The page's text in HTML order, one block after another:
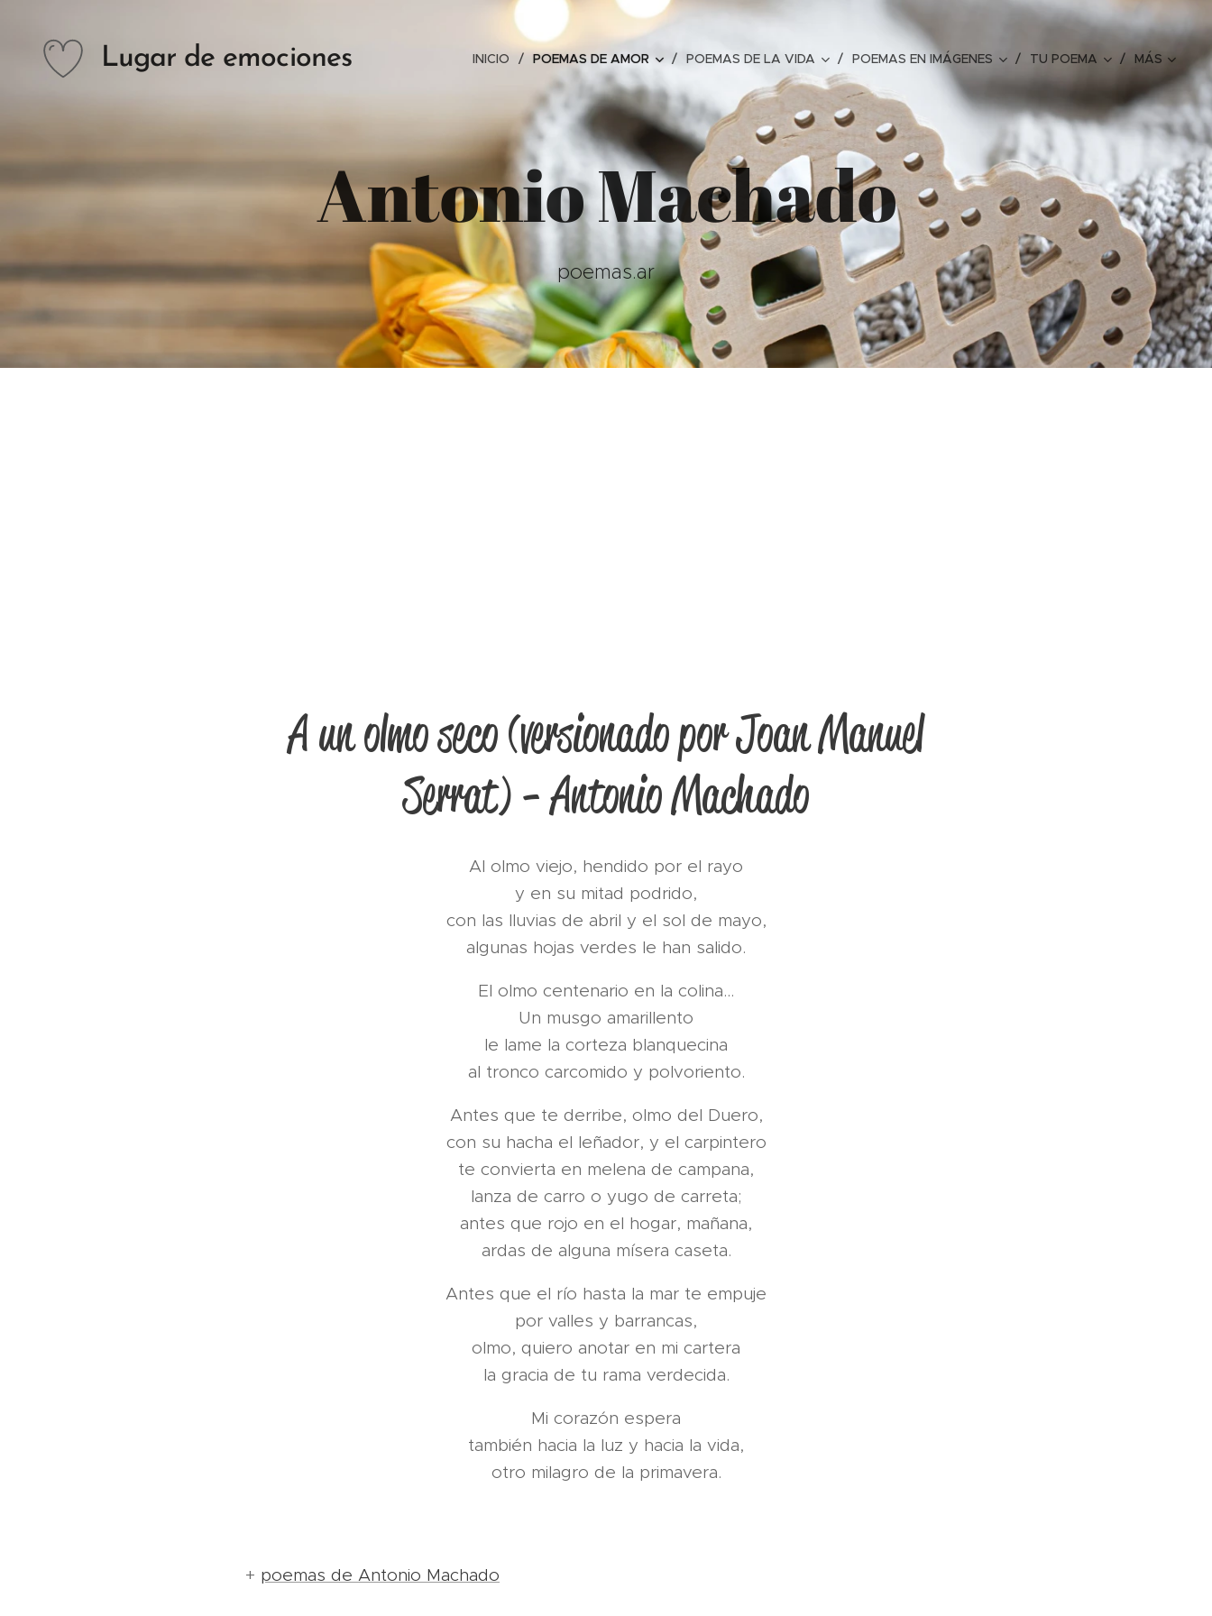
Lugar de emociones INICIO POEMAS DE AMOR POEMAS DE LA VIDA POEMAS EN IMÁGENES TU POEMA MÁS
Antonio Machado
poemas.ar
A un olmo seco (versionado por Joan Manuel
Serrat) - Antonio Machado
Al olmo viejo, hendido por el rayo
y en su mitad podrido,
con las lluvias de abril y el sol de mayo,
algunas hojas verdes le han salido.
El olmo centenario en la colina...
Un musgo amarillento
le lame la corteza blanquecina
al tronco carcomido y polvoriento.
Antes que te derribe, olmo del Duero,
con su hacha el leñador, y el carpintero
te convierta en melena de campana,
lanza de carro o yugo de carreta;
antes que rojo en el hogar, mañana,
ardas de alguna mísera caseta.
Antes que el río hasta la mar te empuje
por valles y barrancas,
olmo, quiero anotar en mi cartera
la gracia de tu rama verdecida.
Mi corazón espera
también hacia la luz y hacia la vida,
otro milagro de la primavera.
+ poemas de Antonio Machado